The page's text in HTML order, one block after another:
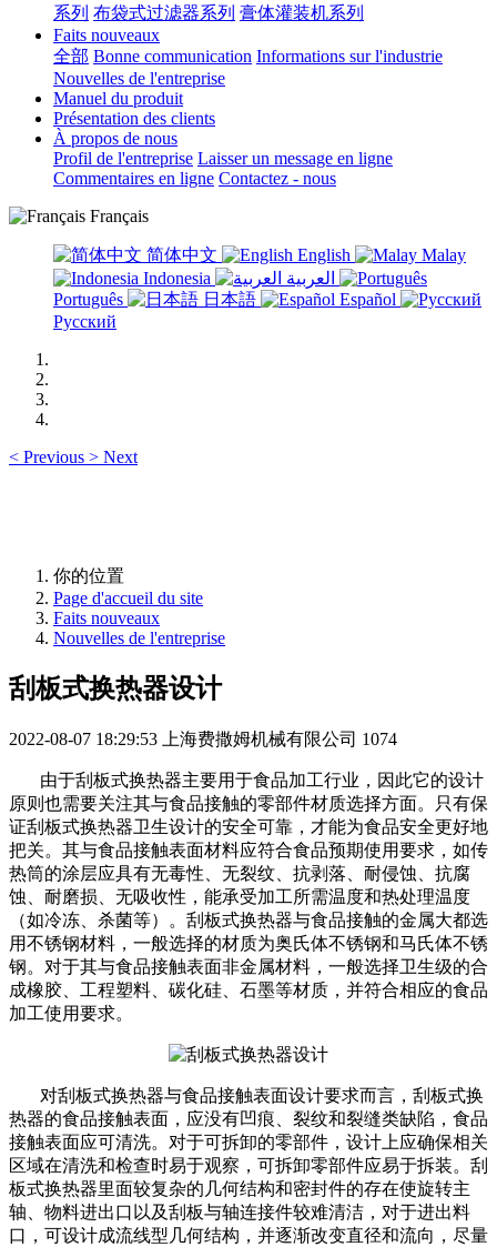
系列 布袋式过滤器系列 膏体灌装机系列
Faits nouveaux
全部 Bonne communication Informations sur l'industrie
Nouvelles de l'entreprise
Manuel du produit
Présentation des clients
À propos de nous
Profil de l'entreprise Laisser un message en ligne
Commentaires en ligne Contactez - nous
Français
简体中文 English
Malay
Indonesia
Português
日本語
Español
Русский
< Previous > Next
你的位置
Page d'accueil du site
Faits nouveaux
Nouvelles de l'entreprise
刮板式换热器设计
2022-08-07 18:29:53 上海费撒姆机械有限公司 1074
由于刮板式换热器主要用于食品加工行业，因此它的设计
原则也需要关注其与食品接触的零部件材质选择方面。只有保
证刮板式换热器卫生设计的安全可靠，才能为食品安全更好地
把关。其与食品接触表面材料应符合食品预期使用要求，如传
热筒的涂层应具有无毒性、无裂纹、抗剥落、耐侵蚀、抗腐
蚀、耐磨损、无吸收性，能承受加工所需温度和热处理温度
（如冷冻、杀菌等）。刮板式换热器与食品接触的金属大都选
用不锈钢材料，一般选择的材质为奥氏体不锈钢和马氏体不锈
钢。对于其与食品接触表面非金属材料，一般选择卫生级的合
成橡胶、工程塑料、碳化硅、石墨等材质，并符合相应的食品
加工使用要求。
对刮板式换热器与食品接触表面设计要求而言，刮板式换
热器的食品接触表面，应没有凹痕、裂纹和裂缝类缺陷，食品
接触表面应可清洗。对于可拆卸的零部件，设计上应确保相关
区域在清洗和检查时易于观察，可拆卸零部件应易于拆装。刮
板式换热器里面较复杂的几何结构和密封件的存在使旋转主
轴、物料进出口以及刮板与轴连接件较难清洁，对于进出料
口，可设计成流线型几何结构，并逐渐改变直径和流向，尽量